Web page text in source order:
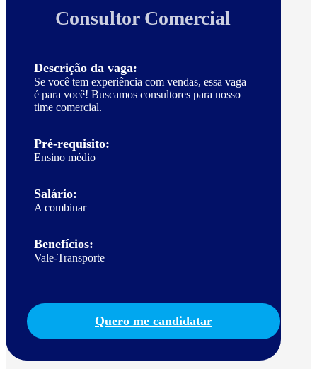
Consultor Comercial
Descrição da vaga:
Se você tem experiência com vendas, essa vaga
é para você! Buscamos consultores para nosso
time comercial.
Pré-requisito:
Ensino médio
Salário:
A combinar
Benefícios:
Vale-Transporte
Quero me candidatar